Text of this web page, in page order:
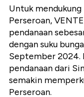
Untuk
Perseroan,
pendanaan
dengan suku
September 2024.
pendanaan dari
semakin
Perseroan.